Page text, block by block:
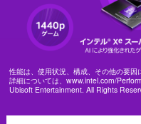
性能は、使用状況、構成、その他の要因
詳細については、www.intel.com/
Ubisoft Entertainment. All Rights